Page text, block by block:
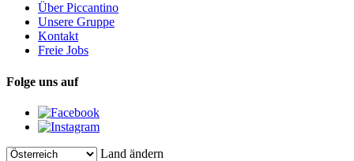
Über Piccantino
Unsere Gruppe
Kontakt
Freie Jobs
Folge uns auf
Land ändern